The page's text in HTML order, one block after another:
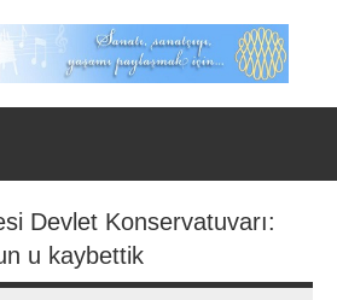
Devlet Konservatuvarı:
u kaybettik